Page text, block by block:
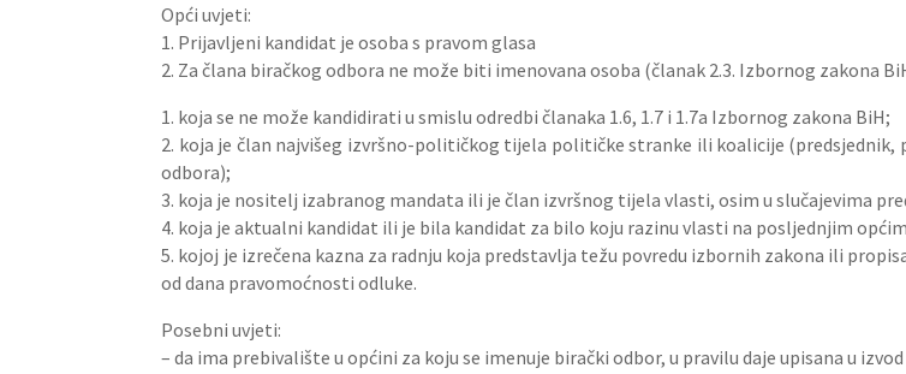
Opći uvjeti:
1. Prijavljeni kandidat je osoba s pravom glasa
2. Za člana biračkog odbora ne može biti imenovana osoba (članak 2.3. Izbornog zakona
1. koja se ne može kandidirati u smislu odredbi članaka 1.6, 1.7 i 1.7a Izbornog zakona BiH;
2. koja je član najvišeg izvršno-političkog tijela političke stranke ili koalicije
odbora);
3. koja je nositelj izabranog mandata ili je član izvršnog tijela vlasti, osim u slučajevima
4. koja je aktualni kandidat ili je bila kandidat za bilo koju razinu vlasti na posljednjim
5. kojoj je izrečena kazna za radnju koja predstavlja težu povredu izbornih zakona ili
od dana pravomoćnosti odluke.
Posebni uvjeti:
– da ima prebivalište u općini za koju se imenuje birački odbor, u pravilu daje upisana u